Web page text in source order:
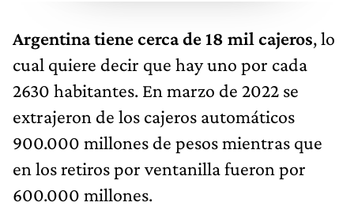
Argentina tiene cerca de 18 mil cajeros, lo
cual quiere decir que hay uno por cada
2630 habitantes. En marzo de 2022 se
extrajeron de los cajeros automáticos
900.000 millones de pesos mientras que
en los retiros por ventanilla fueron por
600.000 millones.